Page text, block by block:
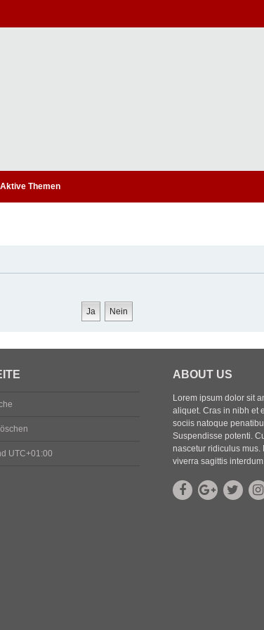
Aktive Themen
UTC+01:00
ABOUT US
Lorem ipsum dolor sit
aliquet. Cras in nibh et
sociis natoque
Suspendisse potenti.
nascetur ridiculus mus.
viverra sagittis